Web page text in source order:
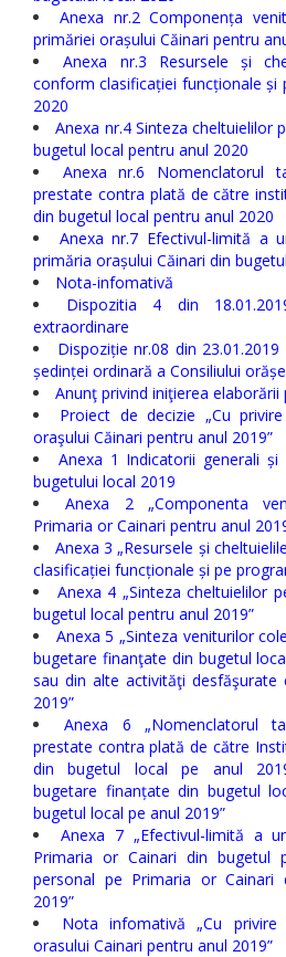
Anexa nr.2 Componența
primăriei orașului Căinari pentru
Anexa nr.3 Resursele și
conform clasificației funcționale și
2020
Anexa nr.4 Sinteza cheltuielilor
bugetul local pentru anul 2020
Anexa nr.6 Nomenclatorul
prestate contra plată de către
din bugetul local pentru anul 2020
Anexa nr.7 Efectivul-limită a
primăria orașului Căinari din
Nota-infomativă
Dispozitia 4 din
extraordinare
Dispoziție nr.08 din
ședinței ordinară a Consiliului
Anunţ privind iniţierea elaborării
Proiect de decizie „Cu
oraşului Căinari pentru anul 2019”
Anexa 1 Indicatorii generali
bugetului local 2019
Anexa 2 „Componenta
Primaria or Cainari pentru anul
Anexa 3 „Resursele și
clasificației funcționale și pe
Anexa 4 „Sinteza cheltuielilor
bugetul local pentru anul 2019”
Anexa 5 „Sinteza veniturilor
bugetare finanţate din bugetul
sau din alte activităţi desfăşurate
2019”
Anexa 6 „Nomenclatorul
prestate contra plată de către
din bugetul local pe anul
bugetare finanțate din bugetul
bugetul local pe anul 2019”
Anexa 7 „Efectivul-limită a
Primaria or Cainari din bugetul
personal pe Primaria or Cainari
2019”
Nota infomativă „Cu privire
orasului Cainari pentru anul 2019”